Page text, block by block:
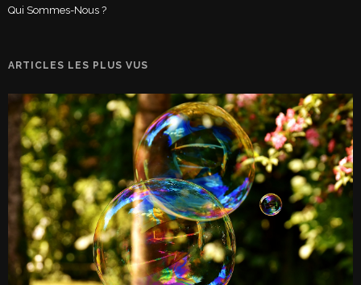
Qui Sommes-Nous ?
ARTICLES LES PLUS VUS